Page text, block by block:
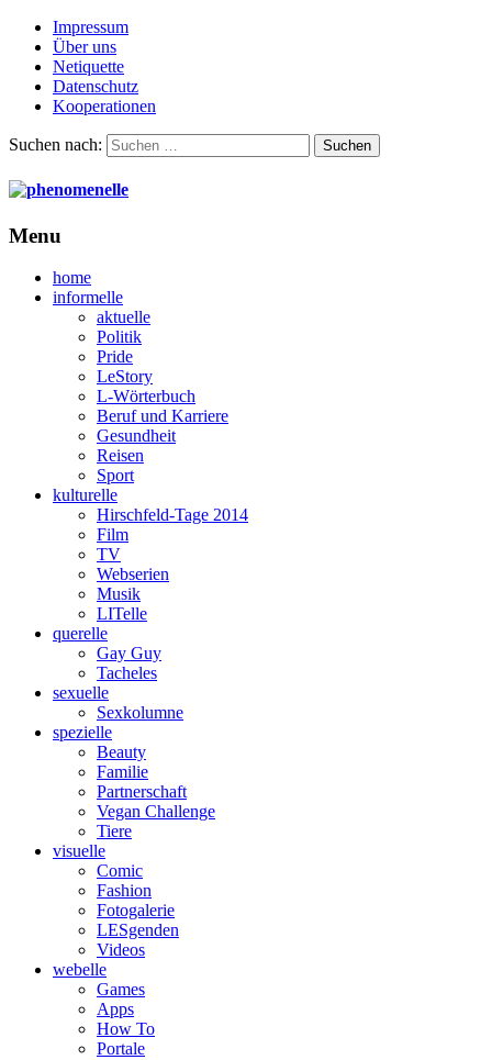
Impressum
Über uns
Netiquette
Datenschutz
Kooperationen
Suchen nach:
Menu
home
informelle
aktuelle
Politik
Pride
LeStory
L-Wörterbuch
Beruf und Karriere
Gesundheit
Reisen
Sport
kulturelle
Hirschfeld-Tage 2014
Film
TV
Webserien
Musik
LITelle
querelle
Gay Guy
Tacheles
sexuelle
Sexkolumne
spezielle
Beauty
Familie
Partnerschaft
Vegan Challenge
Tiere
visuelle
Comic
Fashion
Fotogalerie
LESgenden
Videos
webelle
Games
Apps
How To
Portale